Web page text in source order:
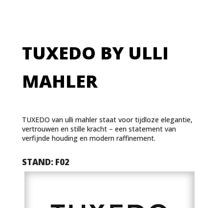
TUXEDO BY ULLI
MAHLER
TUXEDO van ulli mahler staat voor tijdloze elegantie,
vertrouwen en stille kracht – een statement van
verfijnde houding en modern raffinement.
STAND: F02